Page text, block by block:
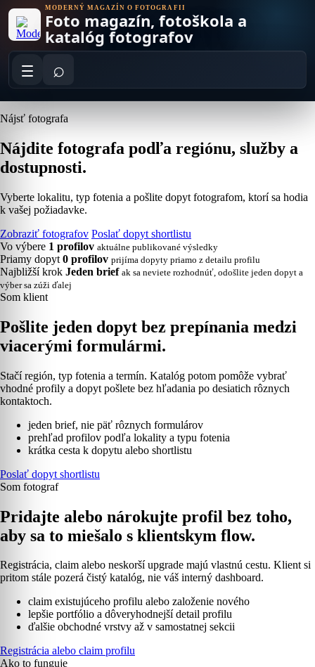
content
MODERNÝ MAGAZÍN O FOTOGRAFII
Foto magazín, fotoškola a
katalóg fotografov
⌕
Nájsť fotografa
Nájdite fotografa podľa regiónu, služby a
dostupnosti.
Vyberte lokalitu, typ fotenia a pošlite dopyt fotografom, ktorí sa hodia
k vašej požiadavke.
Zobraziť fotografov Poslať dopyt shortlistu
Vo výbere 1 profilov aktuálne publikované výsledky
Priamy dopyt 0 profilov prijíma dopyty priamo z detailu profilu
Najbližší krok Jeden brief ak sa neviete rozhodnúť, odošlite jeden dopyt a
výber sa zúži ďalej
Som klient
Pošlite jeden dopyt bez prepínania medzi
viacerými formulármi.
Stačí región, typ fotenia a termín. Katalóg potom pomôže vybrať
vhodné profily a dopyt pošlete bez hľadania po desiatich rôznych
kontaktoch.
jeden brief, nie päť rôznych formulárov
prehľad profilov podľa lokality a typu fotenia
krátka cesta k dopytu alebo shortlistu
Poslať dopyt shortlistu
Som fotograf
Pridajte alebo nárokujte profil bez toho,
aby sa to miešalo s klientskym flow.
Registrácia, claim alebo neskorší upgrade majú vlastnú cestu. Klient si
pritom stále pozerá čistý katalóg, nie váš interný dashboard.
claim existujúceho profilu alebo založenie nového
lepšie portfólio a dôveryhodnejší detail profilu
ďalšie obchodné vrstvy až v samostatnej sekcii
Registrácia alebo claim profilu
Ako to funguje